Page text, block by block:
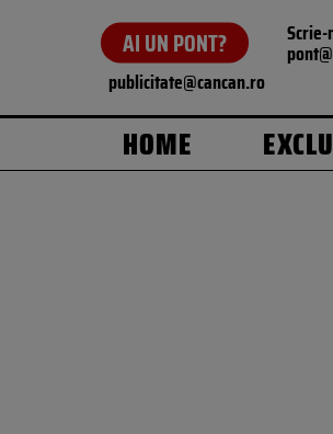
AI UN PONT?
publicitate@cancan.ro
HOME